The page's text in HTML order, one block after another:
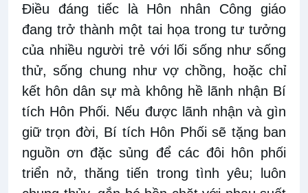
Điều đáng tiếc là Hôn nhân Công giáo
đang trở thành một tai họa trong tư tưởng
của nhiều người trẻ với lối sống như sống
thử, sống chung như vợ chồng, hoặc chỉ
kết hôn dân sự mà không hề lãnh nhận Bí
tích Hôn Phối. Nếu được lãnh nhận và gìn
giữ trọn đời, Bí tích Hôn Phối sẽ tặng ban
nguồn ơn đặc sủng để các đôi hôn phối
triển nở, thăng tiến trong tình yêu; luôn